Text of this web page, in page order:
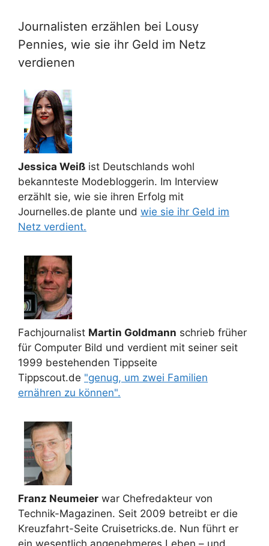
Journalisten erzählen bei Lousy
Pennies, wie sie ihr Geld im Netz
verdienen
Jessica Weiß ist Deutschlands wohl
bekannteste Modebloggerin. Im Interview
erzählt sie, wie sie ihren Erfolg mit
Journelles.de plante und wie sie ihr Geld im
Netz verdient.
Fachjournalist Martin Goldmann schrieb früher
für Computer Bild und verdient mit seiner seit
1999 bestehenden Tippseite
Tippscout.de "genug, um zwei Familien
ernähren zu können".
Franz Neumeier war Chefredakteur von
Technik-Magazinen. Seit 2009 betreibt er die
Kreuzfahrt-Seite Cruisetricks.de. Nun führt er